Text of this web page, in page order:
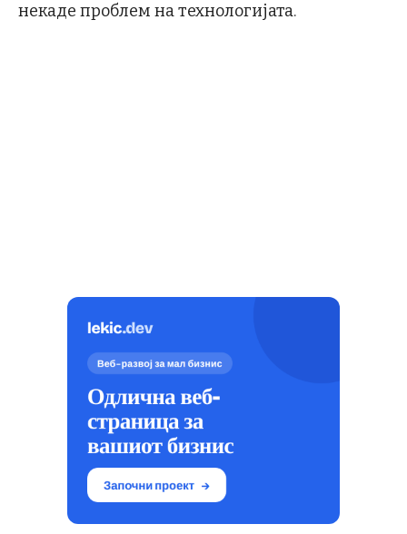
некаде проблем на технологијата.